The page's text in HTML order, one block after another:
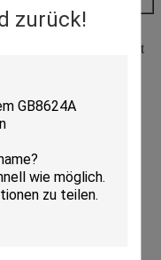
zurück!
24 Stunden und es gibt
und Abfall), keine